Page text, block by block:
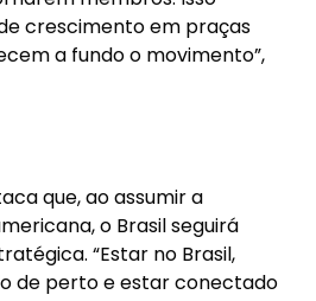
é otimista: o Brasil
a marca 300 membros
de excelência em Seguros